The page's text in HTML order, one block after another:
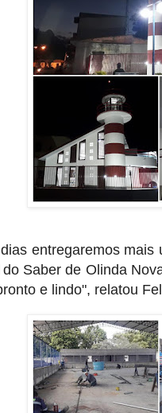
entregaremos
Saber de Olinda
e lindo", relatou